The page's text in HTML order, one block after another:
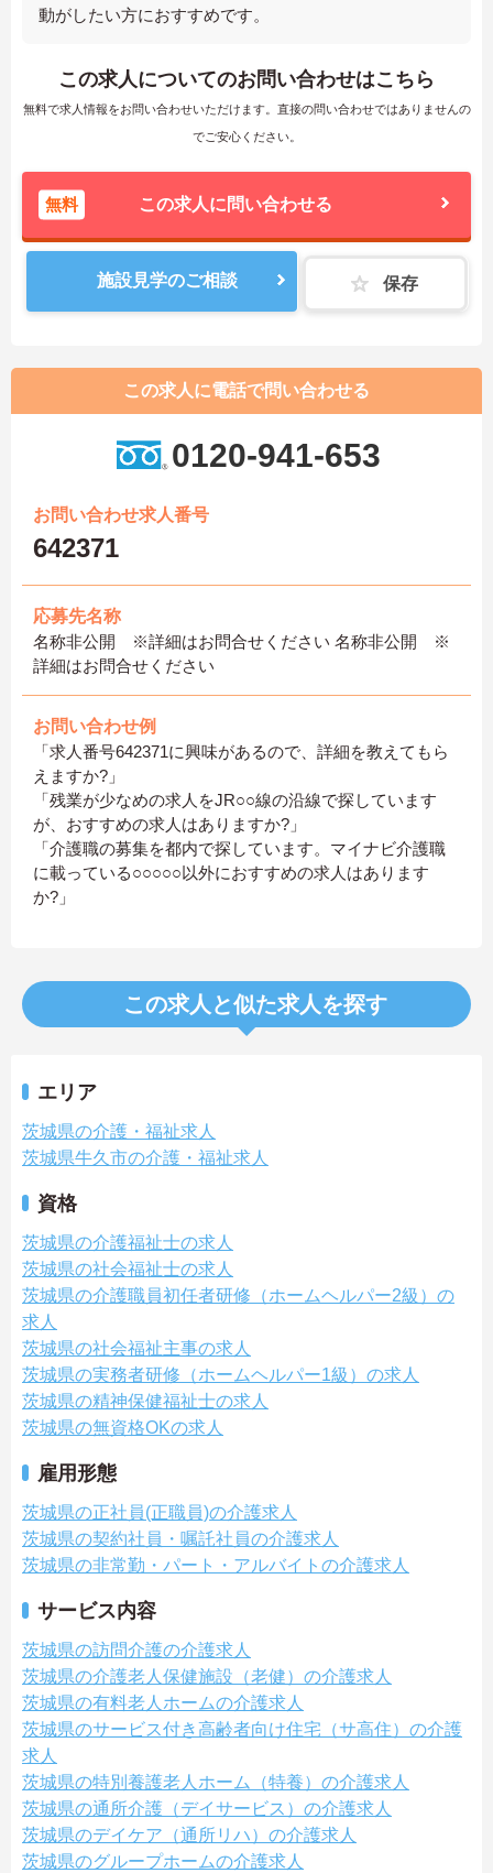
動がしたい方におすすめです。
この求人についてのお問い合わせはこちら
無料で求人情報をお問い合わせいただけます。直接の問い合わせではありませんの
でご安心ください。
無料 この求人に問い合わせる
施設見学のご相談 保存
この求人に電話で問い合わせる
0120-941-653
お問い合わせ求人番号
642371
応募先名称
名称非公開 ※詳細はお問合せください 名称非公開 ※
詳細はお問合せください
お問い合わせ例
「求人番号642371に興味があるので、詳細を教えてもら
えますか?」
「残業が少なめの求人をJR○○線の沿線で探しています
が、おすすめの求人はありますか?」
「介護職の募集を都内で探しています。マイナビ介護職
に載っている○○○○○以外におすすめの求人はあります
か?」
この求人と似た求人を探す
エリア
茨城県の介護・福祉求人
茨城県牛久市の介護・福祉求人
資格
茨城県の介護福祉士の求人
茨城県の社会福祉士の求人
茨城県の介護職員初任者研修（ホームヘルパー2級）の
求人
茨城県の社会福祉主事の求人
茨城県の実務者研修（ホームヘルパー1級）の求人
茨城県の精神保健福祉士の求人
茨城県の無資格OKの求人
雇用形態
茨城県の正社員(正職員)の介護求人
茨城県の契約社員・嘱託社員の介護求人
茨城県の非常勤・パート・アルバイトの介護求人
サービス内容
茨城県の訪問介護の介護求人
茨城県の介護老人保健施設（老健）の介護求人
茨城県の有料老人ホームの介護求人
茨城県のサービス付き高齢者向け住宅（サ高住）の介護
求人
茨城県の特別養護老人ホーム（特養）の介護求人
茨城県の通所介護（デイサービス）の介護求人
茨城県のデイケア（通所リハ）の介護求人
茨城県のグループホームの介護求人